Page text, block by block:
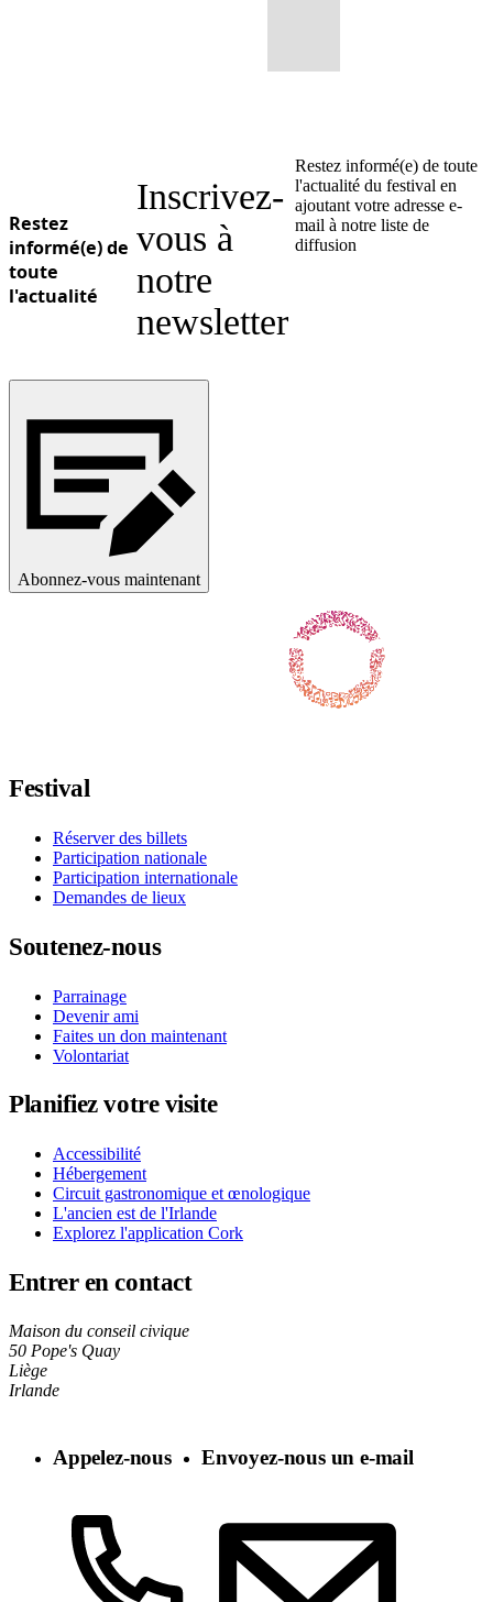
Restez
informé(e) de
toute
l'actualité
Inscrivez-
vous à
notre
newsletter
Restez informé(e) de toute
l'actualité du festival en
ajoutant votre adresse e-
mail à notre liste de
diffusion
Abonnez-vous maintenant
Festival
Réserver des billets
Participation nationale
Participation internationale
Demandes de lieux
Soutenez-nous
Parrainage
Devenir ami
Faites un don maintenant
Volontariat
Planifiez votre visite
Accessibilité
Hébergement
Circuit gastronomique et œnologique
L'ancien est de l'Irlande
Explorez l'application Cork
Entrer en contact
Maison du conseil civique
50 Pope's Quay
Liège
Irlande
Appelez-nous Envoyez-nous un e-mail